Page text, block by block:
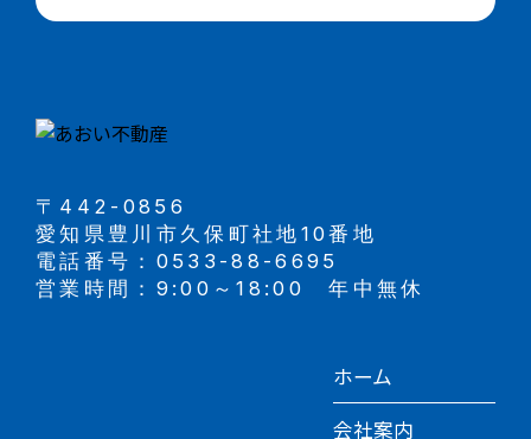
〒442-0856
愛知県豊川市久保町社地10番地
電話番号：0533-88-6695
営業時間：9:00～18:00 年中無休
ホーム
会社案内